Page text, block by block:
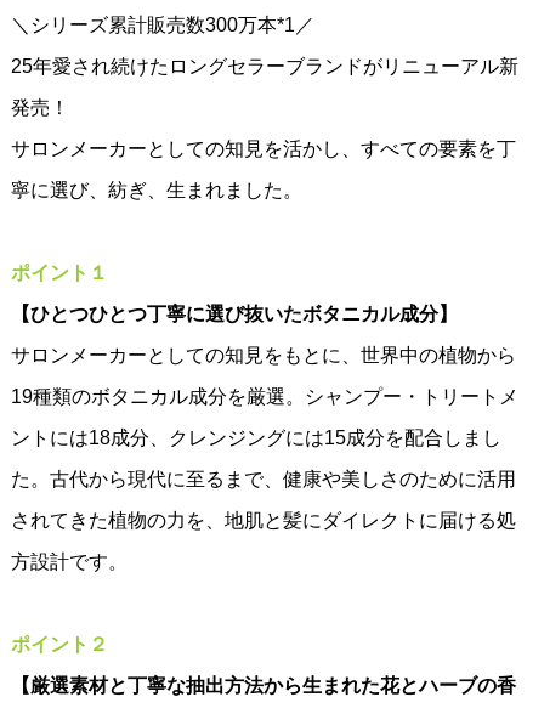
＼シリーズ累計販売数300万本*1／
25年愛され続けたロングセラーブランドがリニューアル新
発売！
サロンメーカーとしての知見を活かし、すべての要素を丁
寧に選び、紡ぎ、生まれました。
ポイント１
【ひとつひとつ丁寧に選び抜いたボタニカル成分】
サロンメーカーとしての知見をもとに、世界中の植物から
19種類のボタニカル成分を厳選。シャンプー・トリートメ
ントには18成分、クレンジングには15成分を配合しまし
た。古代から現代に至るまで、健康や美しさのために活用
されてきた植物の力を、地肌と髪にダイレクトに届ける処
方設計です。
ポイント２
【厳選素材と丁寧な抽出方法から生まれた花とハーブの香